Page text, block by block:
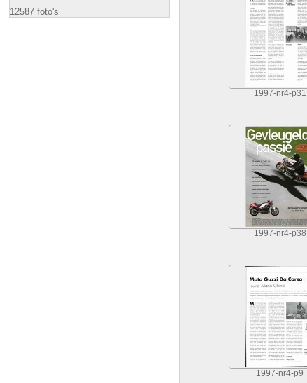
12587 foto's
1997-nr4-p31
1997-nr4-p38
1997-nr4-p9